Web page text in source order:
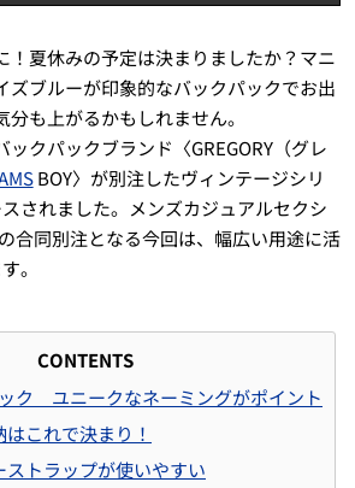
！夏休みの予定は決まりましたか？マニ
ズブルーが印象的なバックパックでお出
も上がるかもしれません。
クパックブランド〈GREGORY（グレ
BOY〉が別注したヴィンテージシリ
されました。メンズカジュアルセクシ
合同別注となる今回は、幅広い用途に活
。
CONTENTS
ク ユニークなネーミングがポイント
これで決まり！
ストラップが使いやすい